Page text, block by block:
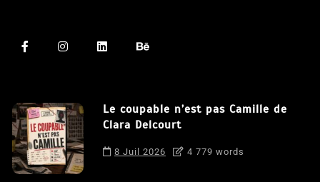
Le coupable n’est pas Camille de
Clara Delcourt
8 Juil 2026 4 779 words